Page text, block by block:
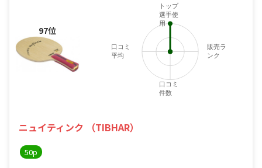
97位
ニュイティンク （TIBHAR）
50p
トップ
選手使
用
販売ラ
ンク
口コミ
件数
口コミ
平均